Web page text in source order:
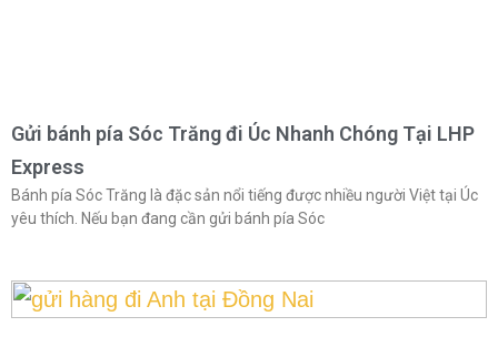
Gửi bánh pía Sóc Trăng đi Úc Nhanh Chóng Tại LHP
Express
Bánh pía Sóc Trăng là đặc sản nổi tiếng được nhiều người Việt tại Úc
yêu thích. Nếu bạn đang cần gửi bánh pía Sóc